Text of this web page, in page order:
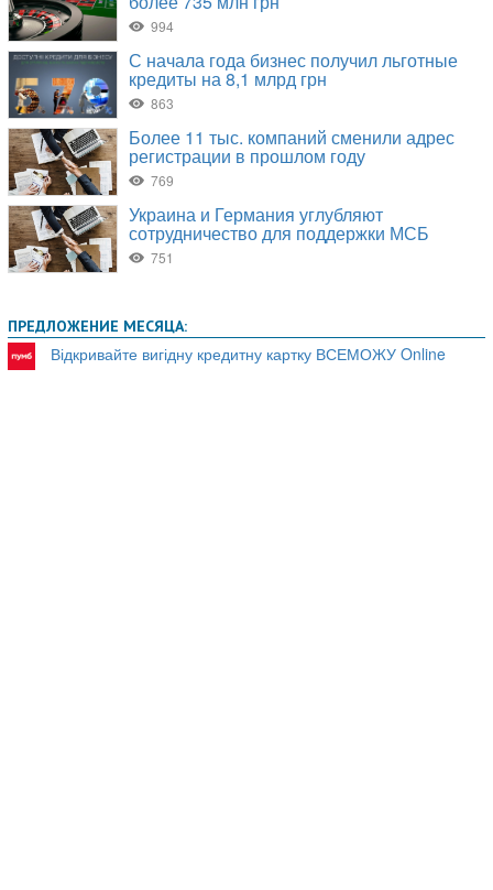
ПРЕДЛОЖЕНИЕ МЕСЯЦА:
Відкривайте вигідну кредитну картку ВСЕМОЖУ Online